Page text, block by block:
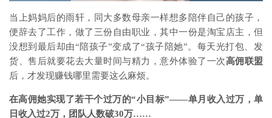
当上妈妈后的雨轩，同大多数母亲一样想多陪伴自己的孩子，
便辞去了工作，做了三份自由职业，其中一份是淘宝店主，但
没想到最后却由“陪孩子”变成了“孩子陪她”。每天光打包、发
货、售后就要花去大量时间与精力，意外体验了一次高佣联盟
后，才发现赚钱哪里需要这么麻烦。
在高佣她实现了若干个过万的“小目标”——单月收入过万，单
日收入过2万，团队人数破30万……